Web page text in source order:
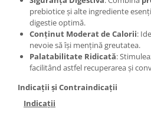
prebiotice și alte ingrediente
digestie optimă.
Conținut Moderat de Calorii:
nevoie să își mențină greutatea.
Palatabilitate Ridicată:
facilitând astfel recuperarea și
Indicații și Contraindicații
Indicații